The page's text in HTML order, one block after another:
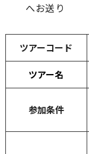
へお送り
ツアーコード
ツアー名
参加条件